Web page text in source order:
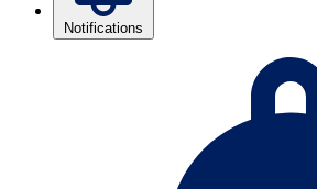
Notifications